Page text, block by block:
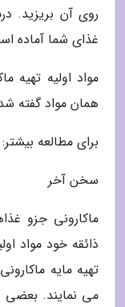
روی آن بریزید.
غذای شما آماده
مواد اولیه تهیه
همان مواد گفته
برای مطالعه
سخن آخر
ماکارونی جزو
ذائقه خود مواد
تهیه مایه
می نمایند. بعضی